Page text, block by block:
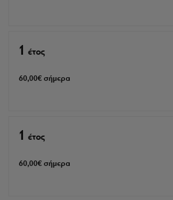
1 έτος
60,00€σήμερα
1 έτος
60,00€σήμερα